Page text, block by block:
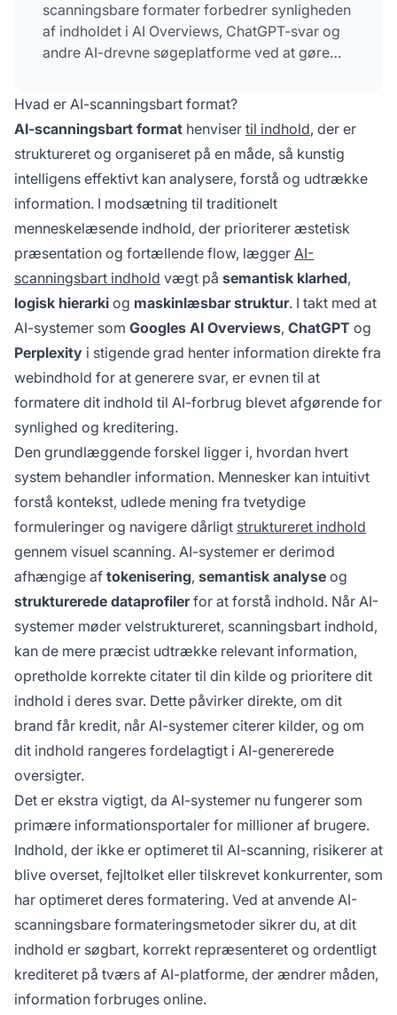
scanningsbare formater forbedrer synligheden
af indholdet i AI Overviews, ChatGPT-svar og
andre AI-drevne søgeplatforme ved at gøre
Hvad er AI-scanningsbart format?
AI-scanningsbart format henviser til indhold, der er
struktureret og organiseret på en måde, så kunstig
intelligens effektivt kan analysere, forstå og udtrække
information. I modsætning til traditionelt
menneskelæsende indhold, der prioriterer æstetisk
præsentation og fortællende flow, lægger AI-
scanningsbart indhold vægt på semantisk klarhed,
logisk hierarki og maskinlæsbar struktur. I takt med at
AI-systemer som Googles AI Overviews, ChatGPT og
Perplexity i stigende grad henter information direkte fra
webindhold for at generere svar, er evnen til at
formatere dit indhold til AI-forbrug blevet afgørende for
synlighed og kreditering.
Den grundlæggende forskel ligger i, hvordan hvert
system behandler information. Mennesker kan intuitivt
forstå kontekst, udlede mening fra tvetydige
formuleringer og navigere dårligt struktureret indhold
gennem visuel scanning. AI-systemer er derimod
afhængige af tokenisering, semantisk analyse og
strukturerede dataprofilerfor at forstå indhold. Når AI-
systemer møder velstruktureret, scanningsbart indhold,
kan de mere præcist udtrække relevant information,
opretholde korrekte citater til din kilde og prioritere dit
indhold i deres svar. Dette påvirker direkte, om dit
brand får kredit, når AI-systemer citerer kilder, og om
dit indhold rangeres fordelagtigt i AI-genererede
oversigter.
Det er ekstra vigtigt, da AI-systemer nu fungerer som
primære informationsportaler for millioner af brugere.
Indhold, der ikke er optimeret til AI-scanning, risikerer at
blive overset, fejltolket eller tilskrevet konkurrenter, som
har optimeret deres formatering. Ved at anvende AI-
scanningsbare formateringsmetoder sikrer du, at dit
indhold er søgbart, korrekt repræsenteret og ordentligt
krediteret på tværs af AI-platforme, der ændrer måden,
information forbruges online.